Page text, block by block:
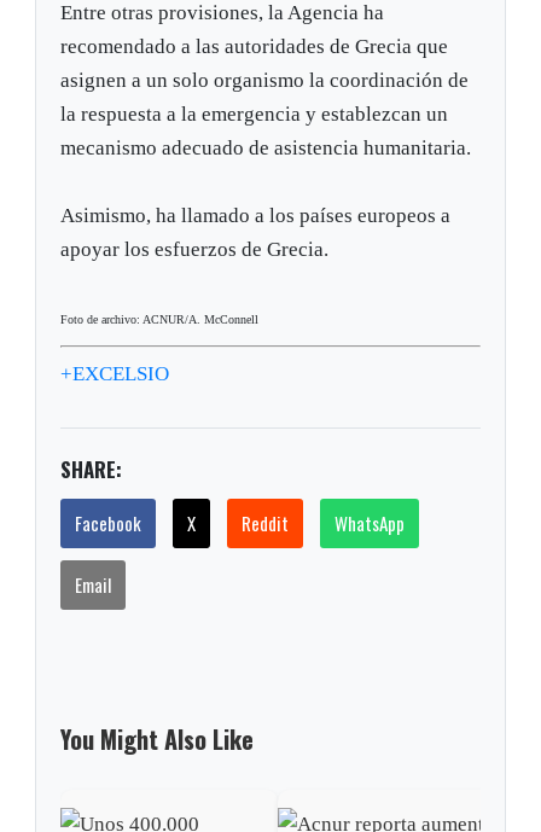
Entre otras provisiones, la Agencia ha
recomendado a las autoridades de Grecia que
asignen a un solo organismo la coordinación de
la respuesta a la emergencia y establezcan un
mecanismo adecuado de asistencia humanitaria.
Asimismo, ha llamado a los países europeos a
apoyar los esfuerzos de Grecia.
Foto de archivo: ACNUR/A. McConnell
+EXCELSIO
SHARE:
Facebook X Reddit WhatsApp
Email
You Might Also Like